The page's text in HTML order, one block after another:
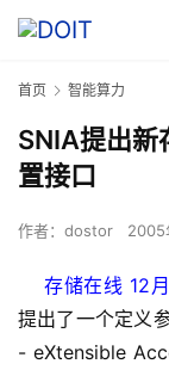
首页 智能算力
SNIA提出新
置接口
作者： dostor 2005
存储在线 12
提出了一个定义
- eXtensible